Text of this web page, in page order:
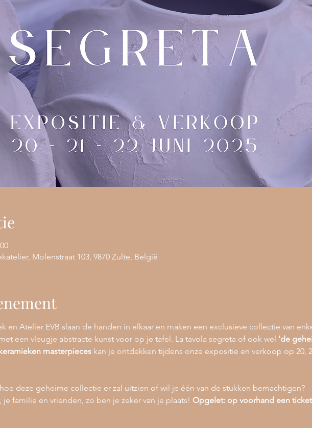
Molenstraat 103, 9870 Zulte, België
en Atelier EVB slaan de handen in elkaar en maken een exclusieve collectie van
een vleugje abstracte kunst voor op je tafel. La tavola segreta of ook wel 'de
masterpieces kan je ontdekken tijdens onze expositie en verkoop op 20,
deze geheime collectie er zal uitzien of wil je één van de stukken bemachtigen?
familie en vrienden, zo ben je zeker van je plaats! Opgelet: op voorhand een